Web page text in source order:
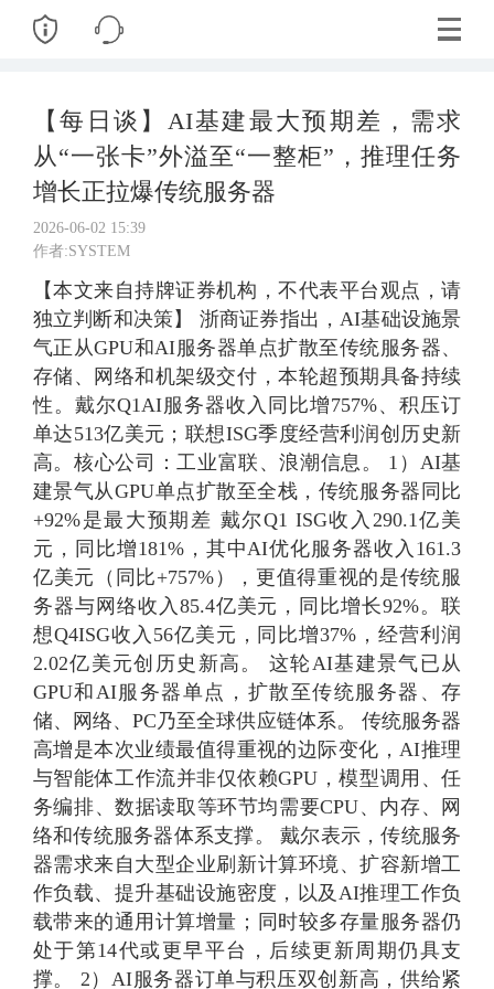
【每日谈】AI基建最大预期差，需求
从“一张卡”外溢至“一整柜”，推理任务
增长正拉爆传统服务器
2026-06-02 15:39
作者:SYSTEM
【本文来自持牌证券机构，不代表平台观点，请
独立判断和决策】 浙商证券指出，AI基础设施景
气正从GPU和AI服务器单点扩散至传统服务器、
存储、网络和机架级交付，本轮超预期具备持续
性。戴尔Q1AI服务器收入同比增757%、积压订
单达513亿美元；联想ISG季度经营利润创历史新
高。核心公司：工业富联、浪潮信息。 1）AI基
建景气从GPU单点扩散至全栈，传统服务器同比
+92%是最大预期差 戴尔Q1 ISG收入290.1亿美
元，同比增181%，其中AI优化服务器收入161.3
亿美元（同比+757%），更值得重视的是传统服
务器与网络收入85.4亿美元，同比增长92%。联
想Q4ISG收入56亿美元，同比增37%，经营利润
2.02亿美元创历史新高。 这轮AI基建景气已从
GPU和AI服务器单点，扩散至传统服务器、存
储、网络、PC乃至全球供应链体系。 传统服务器
高增是本次业绩最值得重视的边际变化，AI推理
与智能体工作流并非仅依赖GPU，模型调用、任
务编排、数据读取等环节均需要CPU、内存、网
络和传统服务器体系支撑。 戴尔表示，传统服务
器需求来自大型企业刷新计算环境、扩容新增工
作负载、提升基础设施密度，以及AI推理工作负
载带来的通用计算增量；同时较多存量服务器仍
处于第14代或更早平台，后续更新周期仍具支
撑。 2）AI服务器订单与积压双创新高，供给紧